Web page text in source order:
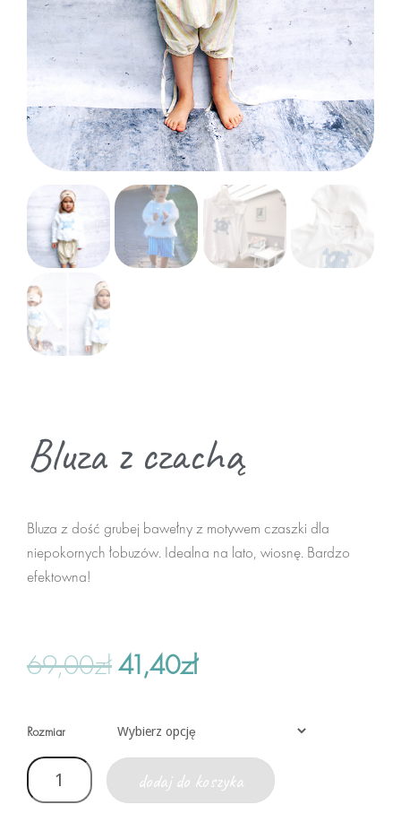
do domu
Pufy
akcesoria
Maseczki
Breloki
Nerki
Nerki
Gry i Książki
Czapki, butki
Bluza z czachą
Bluza z dość grubej bawełny z motywem czaszki dla
niepokornych łobuzów. Idealna na lato, wiosnę. Bardzo
efektowna!
69,00zł41,40zł
Rozmiar
dodaj do koszyka